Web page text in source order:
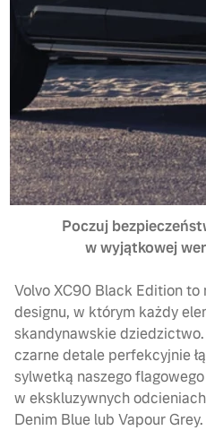
Poczuj
w wyjątkowej
Volvo XC90 Black Edition
designu, w którym każdy
skandynawskie
czarne detale perfekcyjnie
sylwetką naszego
w ekskluzywnych
Denim Blue lub Vapour Grey.